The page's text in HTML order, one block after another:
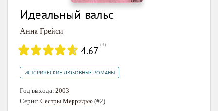
Идеальный вальс
Анна Грейси
4.67 (3)
ИСТОРИЧЕСКИЕ ЛЮБОВНЫЕ РОМАНЫ
Год выхода: 2003
Серия: Сестры Мерридью (#2)